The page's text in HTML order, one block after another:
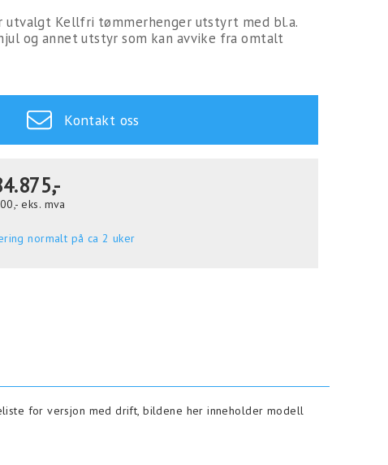
utvalgt Kellfri tømmerhenger utstyrt med bl.a.
og annet utstyr som kan avvike fra omtalt
Kontakt oss
eks. mva
normalt på ca 2 uker
for versjon med drift, bildene her inneholder modell